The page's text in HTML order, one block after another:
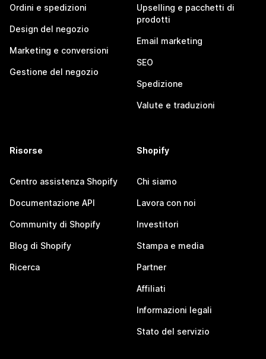
Ordini e spedizioni
Design del negozio
Marketing e conversioni
Gestione del negozio
Upselling e pacchetti di
prodotti
Email marketing
SEO
Spedizione
Valute e traduzioni
Risorse
Centro assistenza Shopify
Documentazione API
Community di Shopify
Blog di Shopify
Ricerca
Shopify
Chi siamo
Lavora con noi
Investitori
Stampa e media
Partner
Affiliati
Informazioni legali
Stato del servizio